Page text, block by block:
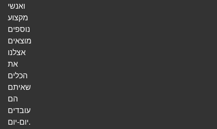
ואנשי
מקצוע
נוספים
מוצאים
אצלנו
את
הכלים
שאיתם
הם
עובדים
יום-יום.